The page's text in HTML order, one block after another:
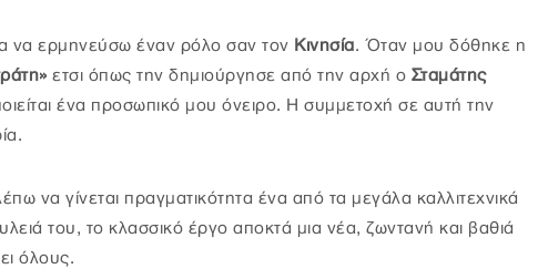
να ερμηνεύσω έναν ρόλο σαν τον Κινησία. Όταν μου δόθηκε η
ετσι όπως την δημιούργησε από την αρχή ο Σταμάτης
ένα προσωπικό μου όνειρο. Η συμμετοχή σε αυτή την
να γίνεται πραγματικότητα ένα από τα μεγάλα καλλιτεχνικά
του, το κλασσικό έργο αποκτά μια νέα, ζωντανή και βαθιά
όλους.